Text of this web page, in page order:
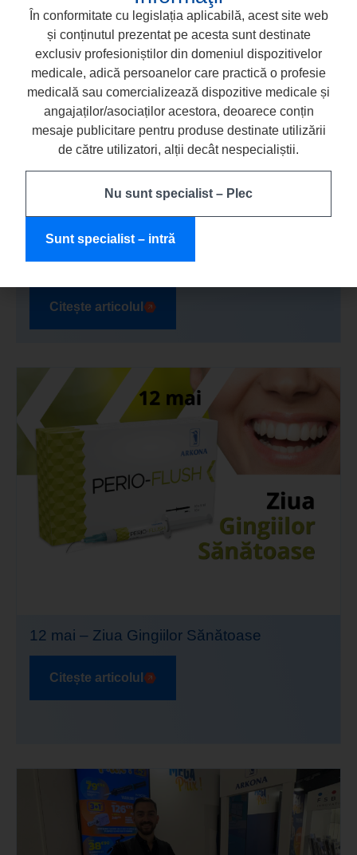
Marcarea și protejarea orificiilor canalare
după tratamentul endodontic –
de ce contează culoarea?
Citește articolul
12 mai – Ziua Gingiilor Sănătoase
Citește articolul
În conformitate cu legislația aplicabilă, acest site web
și conținutul prezentat pe acesta sunt destinate
exclusiv profesioniștilor din domeniul dispozitivelor
medicale, adică persoanelor care practică o profesie
medicală sau comercializează dispozitive medicale și
angajaților/asociaților acestora, deoarece conțin
mesaje publicitare pentru produse destinate utilizării
de către utilizatori, alții decât nespecialiștii.
Nu sunt specialist – Plec
Sunt specialist – intră